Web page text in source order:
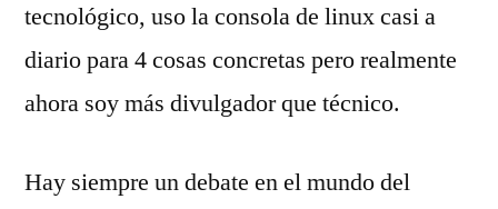
tecnológico, uso la consola de linux casi a
diario para 4 cosas concretas pero realmente
ahora soy más divulgador que técnico.
Hay siempre un debate en el mundo del